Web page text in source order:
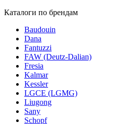
Каталоги по брендам
Baudouin
Dana
Fantuzzi
FAW (Deutz-Dalian)
Fresia
Kalmar
Kessler
LGCE (LGMG)
Liugong
Sany
Schopf